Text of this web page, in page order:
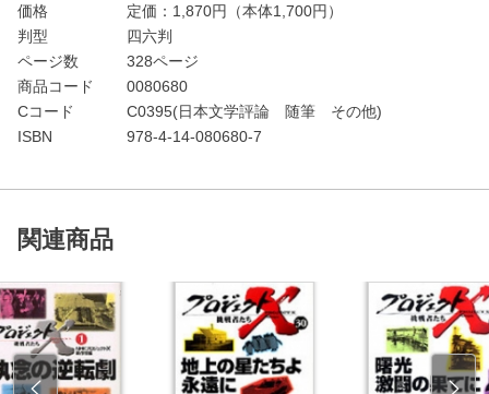
価格
定価： 1,870円（本体1,700円）
判型
四六判
ページ数
328ページ
商品コード
0080680
Cコード
C0395(日本文学評論 随筆 その他)
ISBN
978-4-14-080680-7
関連商品